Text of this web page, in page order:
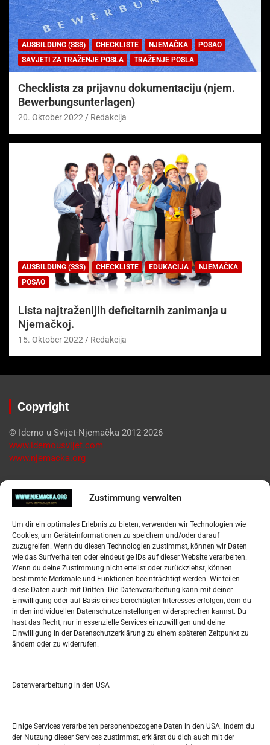
Zustimmung verwalten
Um dir ein optimales Erlebnis zu bieten, verwenden wir Technologien wie
Cookies, um Geräteinformationen zu speichern und/oder darauf
zuzugreifen. Wenn du diesen Technologien zustimmst, können wir Daten
wie das Surfverhalten oder eindeutige IDs auf dieser Website verarbeiten.
Wenn du deine Zustimmung nicht erteilst oder zurückziehst, können
bestimmte Merkmale und Funktionen beeinträchtigt werden. Wir teilen
diese Daten auch mit Dritten. Die Datenverarbeitung kann mit deiner
Einwilligung oder auf Basis eines berechtigten Interesses erfolgen, dem du
in den individuellen Datenschutzeinstellungen widersprechen kannst. Du
hast das Recht, nur in essenzielle Services einzuwilligen und deine
Einwilligung in der Datenschutzerklärung zu einem späteren Zeitpunkt zu
ändern oder zu widerrufen.
Datenverarbeitung in den USA
Einige Services verarbeiten personenbezogene Daten in den USA. Indem du
der Nutzung dieser Services zustimmst, erklärst du dich auch mit der
AUSBILDUNG (SSS) CHECKLISTE NJEMAČKA
POSAO
SAVJETI ZA TRAŽENJE POSLA
TRAŽENJE POSLA
Checklista za prijavnu dokumentaciju (njem.
Bewerbungsunterlagen)
20. Oktober 2022 Redakcija
AUSBILDUNG (SSS) CHECKLISTE EDUKACIJA
NJEMAČKA
POSAO
Lista najtraženijih deficitarnih zanimanja u
Njemačkoj.
15. Oktober 2022 Redakcija
Copyright
© Idemo u Svijet-Njemačka 2012-2026
www.idemousvijet.com
www.njemacka.org
Pregled
Datenschutzerklärung
Widerufsbelehrung
Oglašavanje / Postavite svoj oglas
Tko je “Idemo u Svijet – Njemačka?
Pretražite stranicu:
S
DEZEMBER 2022